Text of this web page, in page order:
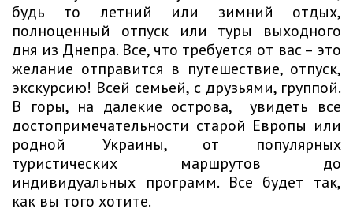
будь то летний или зимний отдых,
полноценный отпуск или туры выходного
дня из Днепра. Все, что требуется от вас – это
желание отправится в путешествие, отпуск,
экскурсию! Всей семьей, с друзьями, группой.
В горы, на далекие острова, увидеть все
достопримечательности старой Европы или
родной Украины, от популярных
туристических маршрутов до
индивидуальных программ. Все будет так,
как вы того хотите.